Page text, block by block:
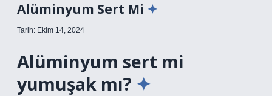
Alüminyum Sert Mi
Tarih: Ekim 14, 2024
Alüminyum sert mi
yumuşak mı?